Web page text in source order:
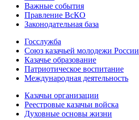
Важные события
Правление ВсКО
Законодательная база
Госслужба
Союз казачьей молодежи России
Казачье образование
Патриотическое воспитание
Международная деятельность
Казачьи организации
Реестровые казачьи войска
Духовные основы жизни